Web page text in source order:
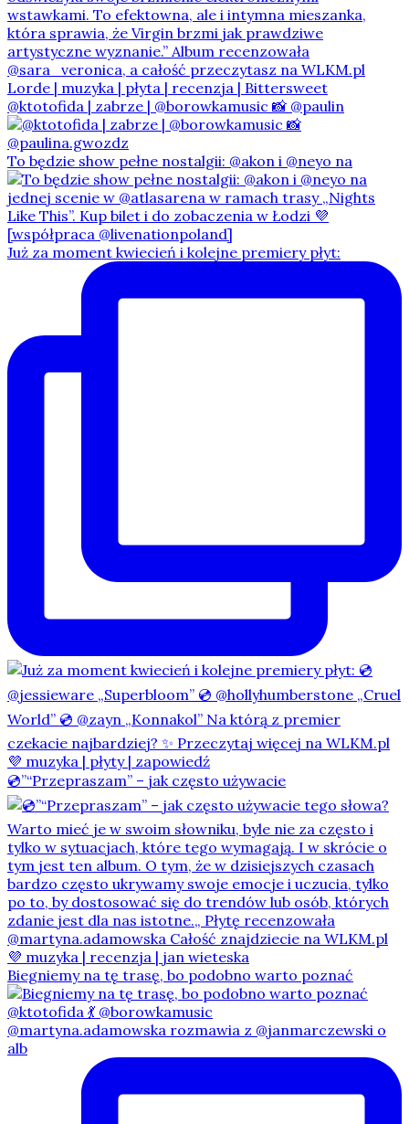
@ktotofida | zabrze | @borowkamusic 📸 @paulin
To będzie show pełne nostalgii: @akon i @neyo na
Już za moment kwiecień i kolejne premiery płyt:
💿”“Przepraszam” – jak często używacie
Biegniemy na tę trasę, bo podobno warto poznać
@martyna.adamowska rozmawia z @janmarczewski o
alb